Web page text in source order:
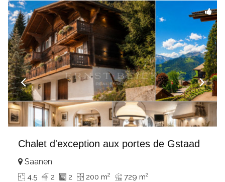
Chalet d'exception aux portes de Gstaad
Saanen
4.5 2 2 200 m2 729 m2